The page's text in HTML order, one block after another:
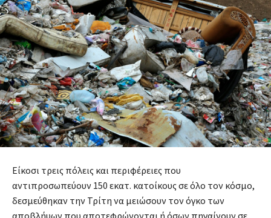
Είκοσι τρεις πόλεις και περιφέρειες που
αντιπροσωπεύουν 150 εκατ. κατοίκους σε όλο τον κόσμο,
δεσμεύθηκαν την Τρίτη να μειώσουν τον όγκο των
αποβλήυων που αποτεφρώνονται ή όσων πηγαίνουν σε